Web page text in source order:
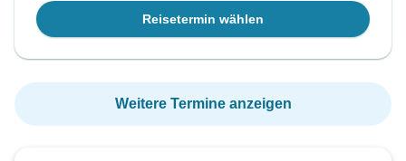
Reisetermin wählen
Weitere Termine anzeigen